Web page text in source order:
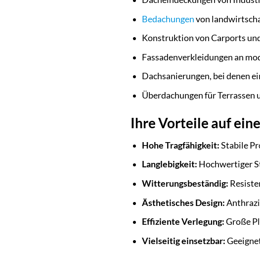
Bedachungenvon
Konstruktion von Carports
Fassadenverkleidungen an
Dachsanierungen, bei denen
Überdachungen für Terrassen
Ihre Vorteile auf
Hohe Tragfähigkeit:Stabile
Langlebigkeit: Hochwertiger
Witterungsbeständig:
Ästhetisches Design:
Effiziente Verlegung:Große
Vielseitig einsetzbar: